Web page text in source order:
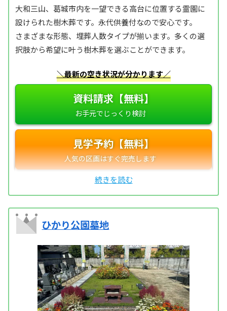
大和三山、葛城市内を一望できる高台に位置する霊園に
設けられた樹木葬です。永代供養付なので安心です。
さまざまな形態、埋葬人数タイプが揃います。多くの選
択肢から希望に叶う樹木葬を選ぶことができます。
＼最新の空き状況が分かります／
資料請求【無料】
見学予約【無料】
ひかり公園墓地